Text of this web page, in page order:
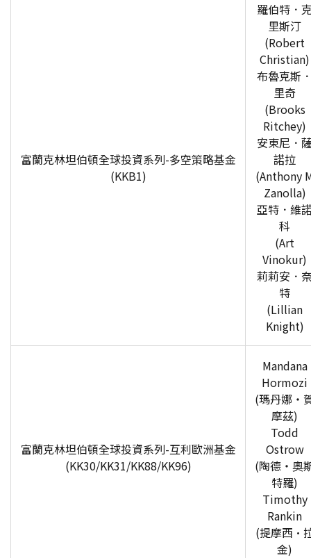
富蘭克林坦伯頓全球投資系列-多空策略基金
(KKB1)
羅伯特．
里斯汀
(Robert
Christian)
布魯克斯
里奇
(Brooks
Ritchey)
安東尼．
諾拉
(Anthony
Zanolla)
亞特．維
科
(Art
Vinokur)
莉莉安．
特
(Lillian
Knight)
富蘭克林坦伯頓全球投資系列-互利歐洲基金
(KK30/KK31/KK88/KK96)
Mandana
Hormozi
(瑪丹娜‧
摩茲)
Todd
Ostrow
(陶德‧奧
特羅)
Timothy
Rankin
(提摩西·
金)